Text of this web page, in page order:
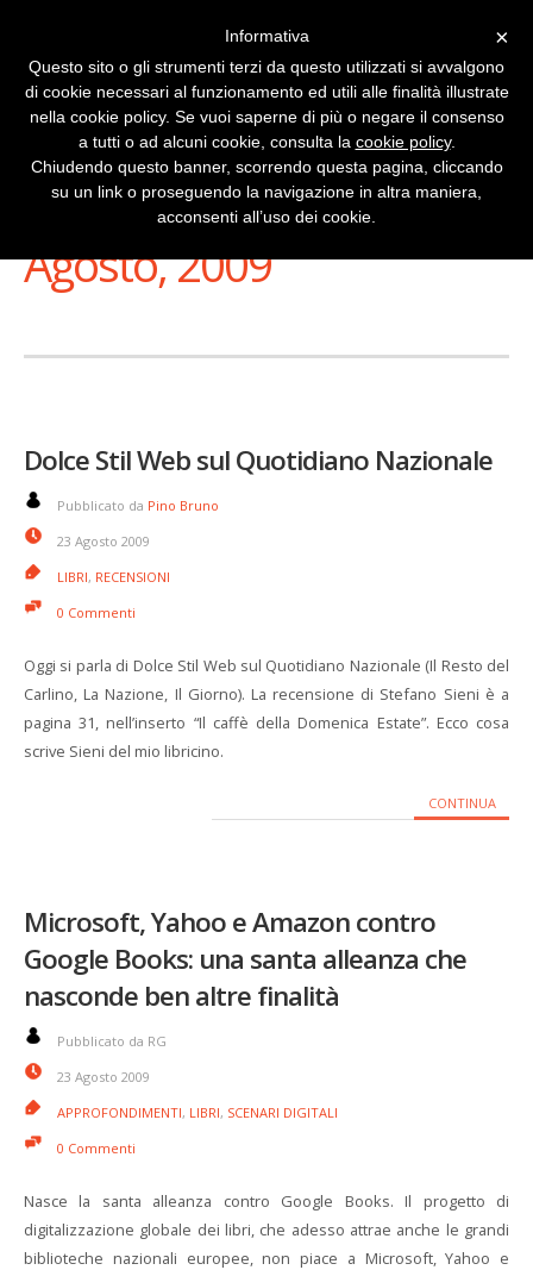
Stai Visualizzando
Agosto, 2009
Dolce Stil Web sul Quotidiano Nazionale
Pubblicato da Pino Bruno
23 Agosto 2009
LIBRI, RECENSIONI
0 Commenti
Oggi si parla di Dolce Stil Web sul Quotidiano Nazionale (Il Resto del
Carlino, La Nazione, Il Giorno). La recensione di Stefano Sieni è a
pagina 31, nell’inserto “Il caffè della Domenica Estate”. Ecco cosa
scrive Sieni del mio libricino.
CONTINUA
Microsoft, Yahoo e Amazon contro
Google Books: una santa alleanza che
nasconde ben altre finalità
Pubblicato da RG
23 Agosto 2009
APPROFONDIMENTI, LIBRI, SCENARI DIGITALI
0 Commenti
Nasce la santa alleanza contro Google Books. Il progetto di
digitalizzazione globale dei libri, che adesso attrae anche le grandi
biblioteche nazionali europee, non piace a Microsoft, Yahoo e
×
Informativa
Questo sito o gli strumenti terzi da questo utilizzati si avvalgono
di cookie necessari al funzionamento ed utili alle finalità illustrate
nella cookie policy. Se vuoi saperne di più o negare il consenso
a tutti o ad alcuni cookie, consulta la cookie policy.
Chiudendo questo banner, scorrendo questa pagina, cliccando
su un link o proseguendo la navigazione in altra maniera,
acconsenti all’uso dei cookie.